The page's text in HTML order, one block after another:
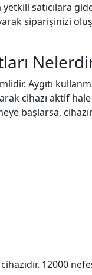
satıcılara
siparişinizi
Aygıtı
cihazı aktif
başlarsa,
12000